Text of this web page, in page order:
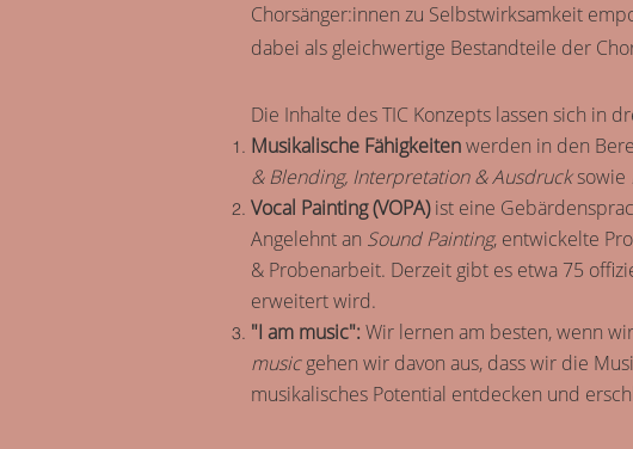
Chorsänger:innen zu Selbstwirksamkeit
dabei als gleichwertige Bestandteile der
Die Inhalte des TIC Konzepts lassen sich in
Musikalische Fähigkeitenwerden in den
& Blending, Interpretation & Ausdrucksowie
Vocal Painting (VOPA)ist eine
Angelehnt an Sound Painting, entwickelte
& Probenarbeit. Derzeit gibt es etwa 75
erweitert wird.
"I am music":Wir lernen am besten, wenn
musicgehen wir davon aus, dass wir die
musikalisches Potential entdecken und